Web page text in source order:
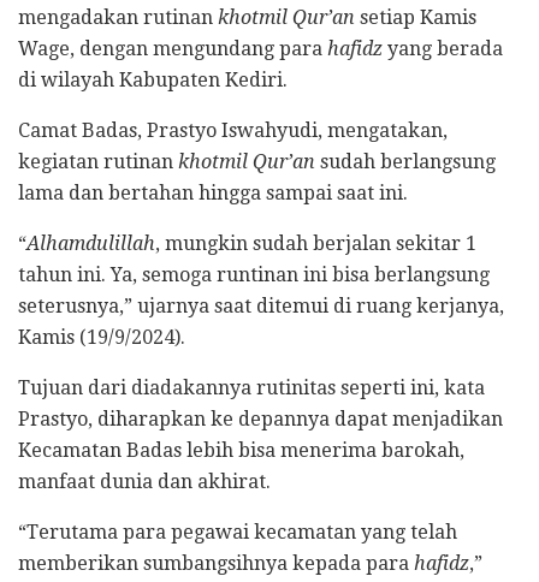
mengadakan rutinan khotmil Qur’an setiap Kamis
Wage, dengan mengundang para hafidz yang berada
di wilayah Kabupaten Kediri.
Camat Badas, Prastyo Iswahyudi, mengatakan,
kegiatan rutinan khotmil Qur’an sudah berlangsung
lama dan bertahan hingga sampai saat ini.
“Alhamdulillah, mungkin sudah berjalan sekitar 1
tahun ini. Ya, semoga runtinan ini bisa berlangsung
seterusnya,” ujarnya saat ditemui di ruang kerjanya,
Kamis (19/9/2024).
Tujuan dari diadakannya rutinitas seperti ini, kata
Prastyo, diharapkan ke depannya dapat menjadikan
Kecamatan Badas lebih bisa menerima barokah,
manfaat dunia dan akhirat.
“Terutama para pegawai kecamatan yang telah
memberikan sumbangsihnya kepada para hafidz,”